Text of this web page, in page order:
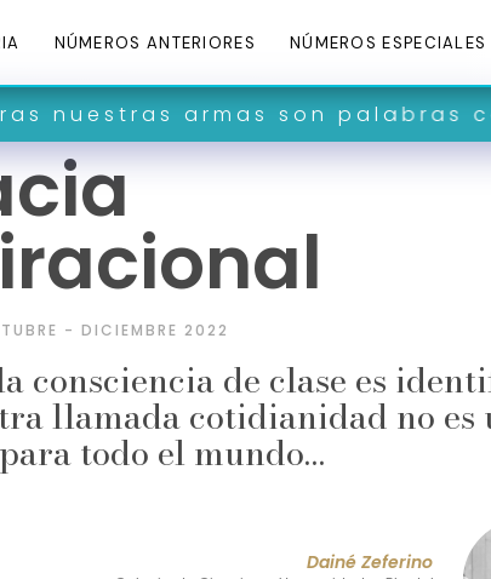
NÚMEROS ANTERIORES NÚMEROS ESPECIALES
armas son palabras convertidas
- DICIEMBRE 2022
consciencia de clase es
llamada cotidianidad no es
todo el mundo…
Dainé Zeferino